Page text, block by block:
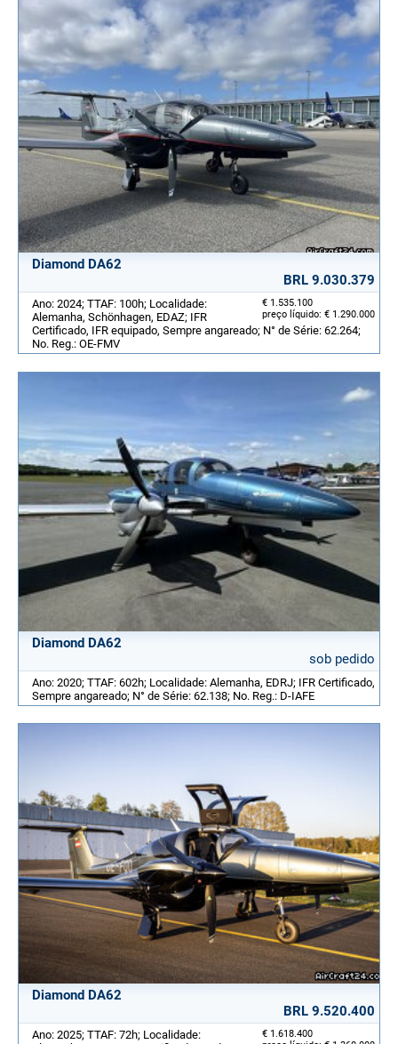
Diamond DA62
BRL 9.030.379
€ 1.535.100
preço líquido: € 1.290.000
Ano: 2024; TTAF: 100h; Localidade:
Alemanha, Schönhagen, EDAZ; IFR
Certificado, IFR equipado, Sempre angareado; N° de Série: 62.264;
No. Reg.: OE-FMV
Diamond DA62
sob pedido
Ano: 2020; TTAF: 602h; Localidade: Alemanha, EDRJ; IFR Certificado,
Sempre angareado; N° de Série: 62.138; No. Reg.: D-IAFE
Diamond DA62
BRL 9.520.400
€ 1.618.400
Ano: 2025; TTAF: 72h; Localidade: